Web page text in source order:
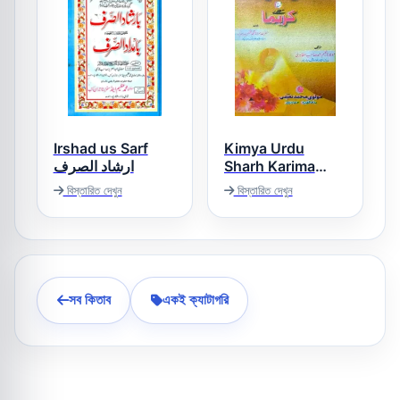
Irshad us Sarf
ارشاد الصرف
বিস্তারিত দেখুন
Kimya Urdu
Sharh Karima
Sadee کیمیا اردو
شرح کریما
বিস্তারিত দেখুন
সব কিতাব একই ক্যাটাগরি